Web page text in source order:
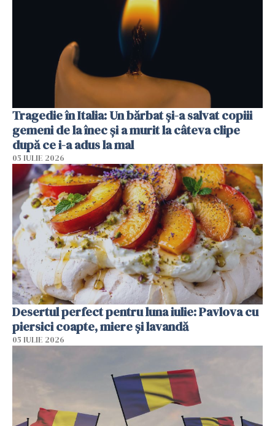
Tragedie în Italia: Un bărbat și-a salvat copiii
gemeni de la înec și a murit la câteva clipe
după ce i-a adus la mal
05 IULIE 2026
Desertul perfect pentru luna iulie: Pavlova cu
piersici coapte, miere și lavandă
05 IULIE 2026